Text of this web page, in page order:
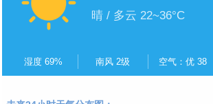
晴 / 多云 22~36°C
湿度 69% 南风 2级 空气：优 38